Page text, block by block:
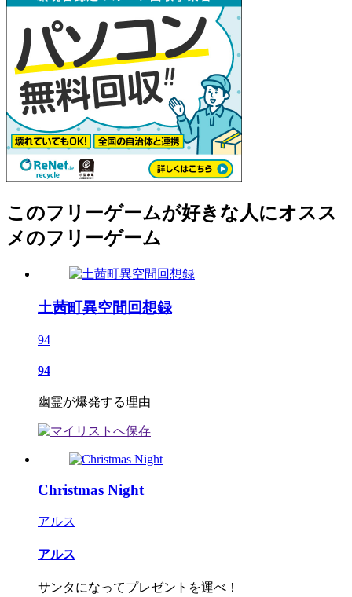
このフリーゲームが好きな人にオスス
メのフリーゲーム
土茜町異空間回想録
94
94
幽霊が爆発する理由
Christmas Night
アルス
アルス
サンタになってプレゼントを運べ！